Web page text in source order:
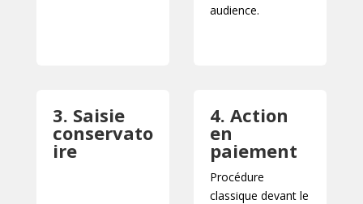
audience.
3. Saisie
conservato
ire
4. Action
en
paiement
Procédure
classique devant le